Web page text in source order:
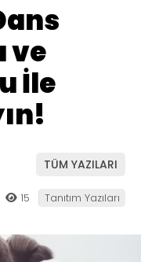
ve
İle
TÜM YAZILARI
15 Tanıtım Yazıları